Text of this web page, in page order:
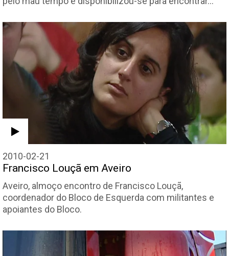
2010-02-21
Francisco Louçã em Aveiro
Aveiro, almoço encontro de Francisco Louçã,
coordenador do Bloco de Esquerda com militantes e
apoiantes do Bloco.